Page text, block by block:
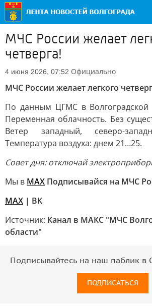
МЧС России желает
четверга!
4 июня 2026, 07:52 Официально
МЧС России желает легкого
По данным ЦГМС в Волгоградской
Переменная облачность. Без
Ветер западный, северо-
Температура воздуха: днем 21…25.
Совет дня: отключай
Мы в МАХ Подписывайся на МЧС
МАХ | ВК
Источник: Канал в МАКС "МЧС
области"
Подписывайтесь на наш паблик в
ПОДПИСАТЬСЯ